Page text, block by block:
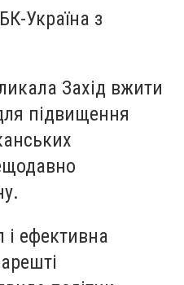
Україна з
Захід вжити
підвищення
ефективна